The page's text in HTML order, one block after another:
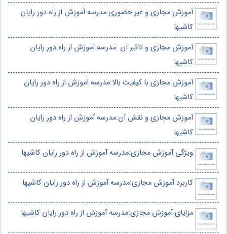
آموزش مجازی و غیر حضوری:مدرسه آموزش از راه دور رایان
کاشیها
آموزش مجازی و تاثیر آن :مدرسه آموزش از راه دور رایان
کاشیها
آموزش مجازی با کیفیت بالا:مدرسه آموزش از راه دور رایان
کاشیها
آموزش مجازی و نقش آن:مدرسه آموزش از راه دور رایان
کاشیها
ویژگی آموزش مجازی:مدرسه آموزش از راه دور رایان کاشیها
کاربرد آموزش مجازی:مدرسه آموزش از راه دور رایان کاشیها
مزایای آموزش مجازی:مدرسه آموزش از راه دور رایان کاشیها